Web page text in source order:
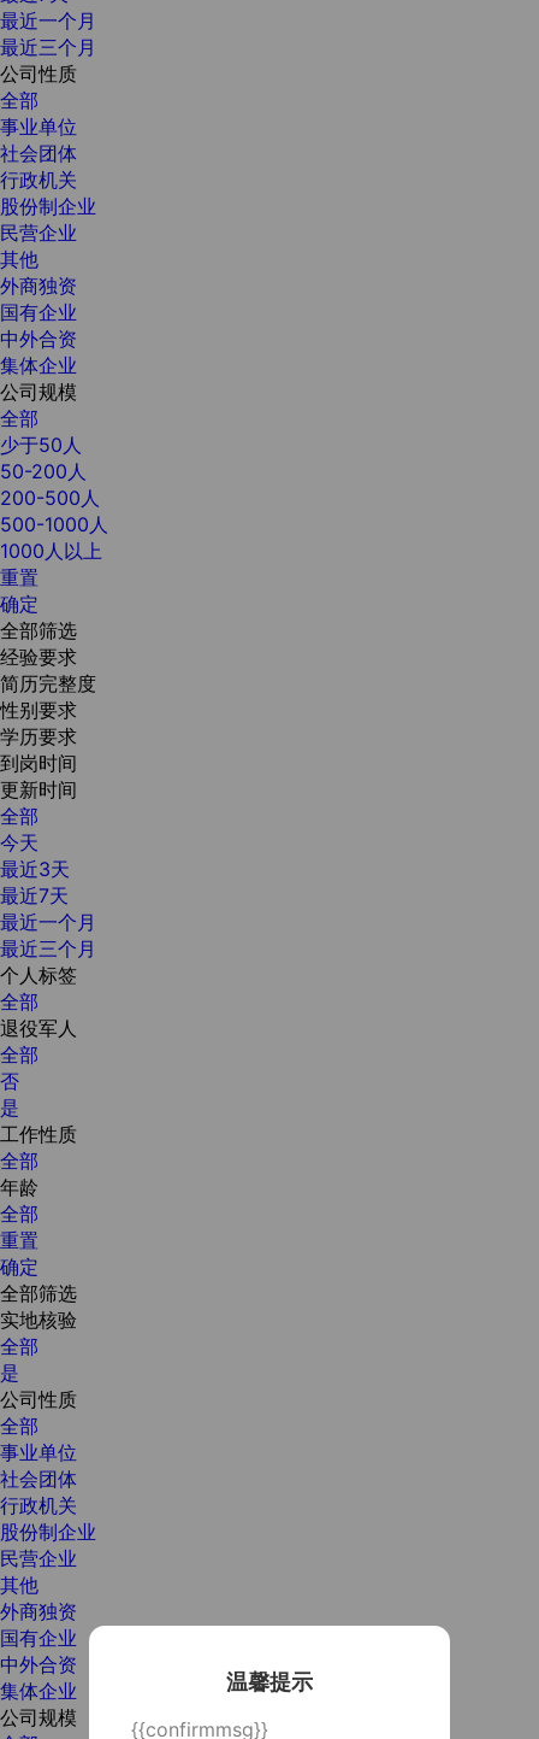
温馨提示
{{confirmmsg}}
最近一个月
最近三个月
公司性质
全部
事业单位
社会团体
行政机关
股份制企业
民营企业
其他
外商独资
国有企业
中外合资
集体企业
公司规模
全部
少于50人
50-200人
200-500人
500-1000人
1000人以上
重置
确定
全部筛选
经验要求
简历完整度
性别要求
学历要求
到岗时间
更新时间
全部
今天
最近3天
最近7天
最近一个月
最近三个月
个人标签
全部
退役军人
全部
否
是
工作性质
全部
年龄
全部
重置
确定
全部筛选
实地核验
全部
是
公司性质
全部
事业单位
社会团体
行政机关
股份制企业
民营企业
其他
外商独资
国有企业
中外合资
集体企业
公司规模